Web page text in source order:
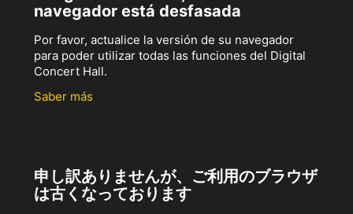
navegador está desfasada
Por favor, actualice la versión de su navegador
para poder utilizar todas las funciones del Digital
Concert Hall.
Saber más
申し訳ありませんが、ご利用のブラウザ
は古くなっております